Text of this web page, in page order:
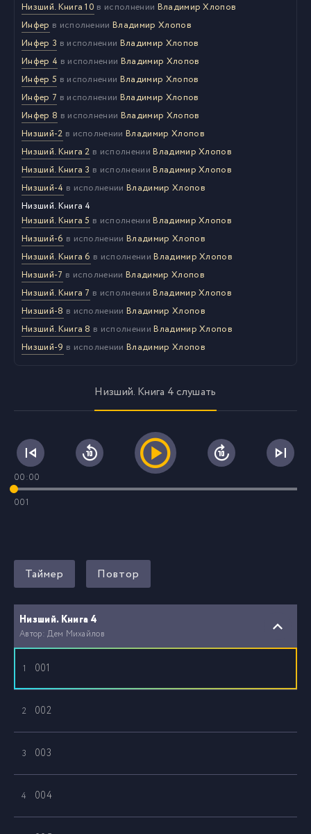
Низший. Книга 10 в исполнении Владимир Хлопов
Инфер в исполненииВладимир Хлопов
Инфер 3 в исполнении Владимир Хлопов
Инфер 4 в исполнении Владимир Хлопов
Инфер 5 в исполнении Владимир Хлопов
Инфер 7 в исполнении Владимир Хлопов
Инфер 8 в исполнении Владимир Хлопов
Низший-2 в исполненииВладимир Хлопов
Низший. Книга 2 в исполненииВладимир Хлопов
Низший. Книга 3 в исполненииВладимир Хлопов
Низший-4 в исполненииВладимир Хлопов
Низший. Книга 4
Низший. Книга 5 в исполненииВладимир Хлопов
Низший-6 в исполненииВладимир Хлопов
Низший. Книга 6 в исполненииВладимир Хлопов
Низший-7 в исполненииВладимир Хлопов
Низший. Книга 7 в исполненииВладимир Хлопов
Низший-8 в исполненииВладимир Хлопов
Низший. Книга 8 в исполненииВладимир Хлопов
Низший-9 в исполненииВладимир Хлопов
Низший. Книга 4 слушать
00:00
001
Таймер Повтор
Низший. Книга 4
Автор: Дем Михайлов
1 001
2 002
3 003
4 004